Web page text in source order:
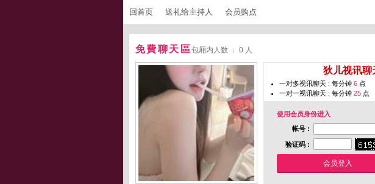
回首页 送礼给主持人 会员购点
免費聊天區包厢内人数 ： 0 人
狄儿视讯聊
一对多视讯聊天 : 每分钟 6 点
一对一视讯聊天 : 每分钟 25 点
使用会员身份进入
帐号 :
验证码 :